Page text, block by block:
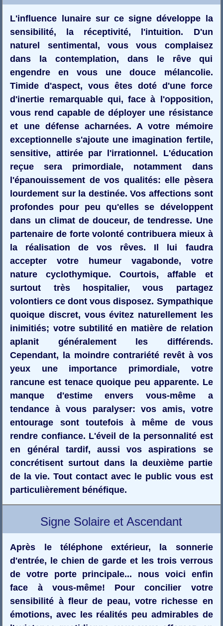
L'influence lunaire sur ce signe développe la
sensibilité, la réceptivité, l'intuition. D'un
naturel sentimental, vous vous complaisez
dans la contemplation, dans le rêve qui
engendre en vous une douce mélancolie.
Timide d'aspect, vous êtes doté d'une force
d'inertie remarquable qui, face à l'opposition,
vous rend capable de déployer une résistance
et une défense acharnées. A votre mémoire
exceptionnelle s'ajoute une imagination fertile,
sensitive, attirée par l'irrationnel. L'éducation
reçue sera primordiale, notamment dans
l'épanouissement de vos qualités: elle pèsera
lourdement sur la destinée. Vos affections sont
profondes pour peu qu'elles se développent
dans un climat de douceur, de tendresse. Une
partenaire de forte volonté contribuera mieux à
la réalisation de vos rêves. Il lui faudra
accepter votre humeur vagabonde, votre
nature cyclothymique. Courtois, affable et
surtout très hospitalier, vous partagez
volontiers ce dont vous disposez. Sympathique
quoique discret, vous évitez naturellement les
inimitiés; votre subtilité en matière de relation
aplanit généralement les différends.
Cependant, la moindre contrariété revêt à vos
yeux une importance primordiale, votre
rancune est tenace quoique peu apparente. Le
manque d'estime envers vous-même a
tendance à vous paralyser: vos amis, votre
entourage sont toutefois à même de vous
rendre confiance. L'éveil de la personnalité est
en général tardif, aussi vos aspirations se
concrétisent surtout dans la deuxième partie
de la vie. Tout contact avec le public vous est
particulièrement bénéfique.
Signe Solaire et Ascendant
Après le téléphone extérieur, la sonnerie
d'entrée, le chien de garde et les trois verrous
de votre porte principale... nous voici enfin
face à vous-même! Pour concilier votre
sensibilité à fleur de peau, votre richesse en
émotions, avec les réalités peu admirables de